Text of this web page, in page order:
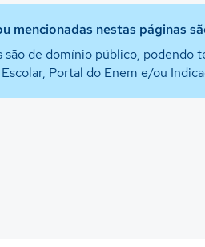
mencionadas nestas páginas
são de domínio público, podendo
Portal do Enem e/ou